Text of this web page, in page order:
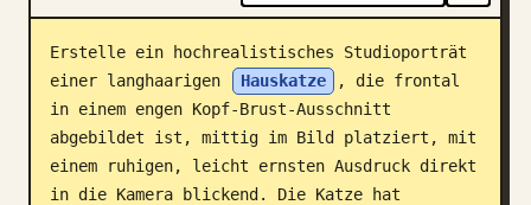
Blog
Updates
Erstelle ein hochrealistisches Studioporträt
einer langhaarigen
Hauskatze
, die frontal
in einem engen Kopf-Brust-Ausschnitt
abgebildet ist, mittig im Bild platziert, mit
einem ruhigen, leicht ernsten Ausdruck direkt
in die Kamera blickend. Die Katze hat